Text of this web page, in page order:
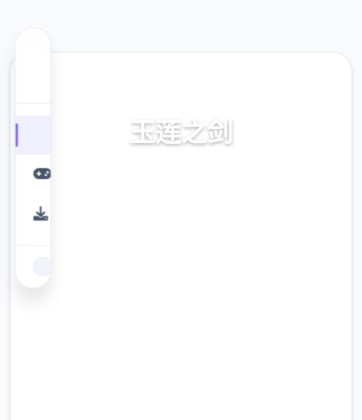
玉莲之剑
门户，官方层面国语，中文传输，零达成本下